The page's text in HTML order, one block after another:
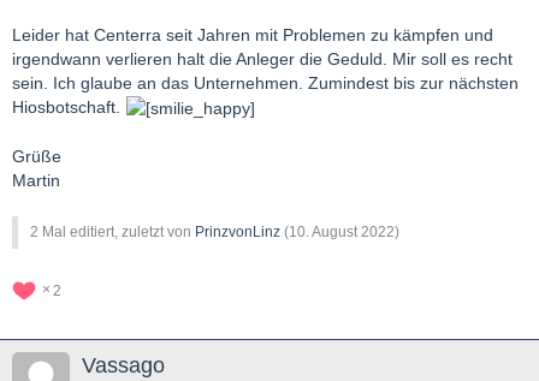
Leider hat Centerra seit Jahren mit Problemen zu kämpfen und
irgendwann verlieren halt die Anleger die Geduld. Mir soll es recht
sein. Ich glaube an das Unternehmen. Zumindest bis zur nächsten
Hiosbotschaft.
Grüße
Martin
2 Mal editiert, zuletzt von PrinzvonLinz (10. August 2022)
2
Vassago